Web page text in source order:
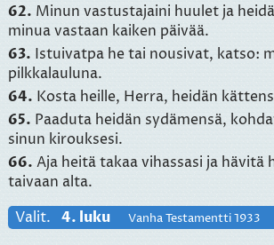
62. Minun vastustajaini huulet ja
minua vastaan kaiken päivää.
63. Istuivatpa he tai nousivat, katso:
pilkkalauluna.
64. Kosta heille, Herra, heidän
65. Paaduta heidän sydämensä,
sinun kirouksesi.
66. Aja heitä takaa vihassasi ja hävitä
taivaan alta.
Valit. 4. luku Vanha Testamentti 1933